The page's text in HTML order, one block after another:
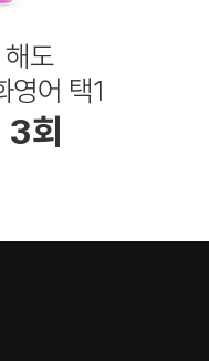
도
영어 택1
회